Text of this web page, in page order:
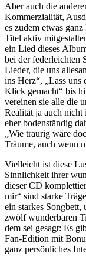
Aber auch die
Kommerzialität,
es zudem etwas
Titel aktiv
ein Lied dieses
bei der federleichten
Lieder, die uns
ins Herz“, „Lass uns
Klick gemacht“ bis
vereinen sie alle die
Realität ja auch
eher bodenständig
„Wie traurig wäre
Träume, auch wenn
Vielleicht ist diese
Sinnlichkeit ihrer
dieser CD
mir“ sind starke
ein starkes
zwölf wunderbaren
dem sei gesagt: Es
Fan-Edition mit
ganz persönliches